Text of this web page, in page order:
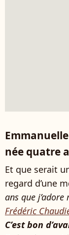
née quatre
Et que serait
regard d’une
ans que
Frédéric
C’est bon